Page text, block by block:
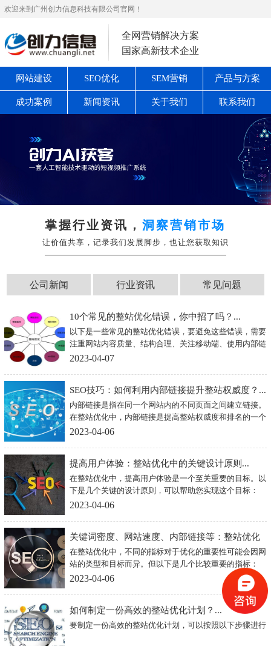
欢迎来到广州创力信息科技有限公司官网！
全网营销解决方案
国家高新技术企业
网站建设 SEO优化 SEM营销 产品与方案
成功案例 新闻资讯 关于我们 联系我们
掌握行业资讯，洞察营销市场
让价值共享，记录我们发展脚步，也让您获取知识
公司新闻 行业资讯 常见问题
10个常见的整站优化错误，你中招了吗？...
以下是一些常见的整站优化错误，要避免这些错误，需要
注重网站内容质量、结构合理、关注移动端、使用内部链
接、注意网站速度、关注用户体验等方面的优化。
2023-04-07
SEO技巧：如何利用内部链接提升整站权威度？...
内部链接是指在同一个网站内的不同页面之间建立链接。
在整站优化中，内部链接是提高整站权威度和排名的一个
重要因素。以下是几个利用内部链接提升整站权威度的技
2023-04-06
提高用户体验：整站优化中的关键设计原则...
在整站优化中，提高用户体验是一个至关重要的目标。以
下是几个关键的设计原则，可以帮助您实现这个目标：
2023-04-06
关键词密度、网站速度、内部链接等：整站优化
中哪些指标最重...
在整站优化中，不同的指标对于优化的重要性可能会因网
站的类型和目标而异。但以下是几个比较重要的指标：
2023-04-06
如何制定一份高效的整站优化计划？...
要制定一份高效的整站优化计划，可以按照以下步骤进行